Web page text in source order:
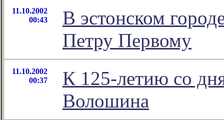
11.10.2002
00:43
В эстонском
Петру Первому
11.10.2002
00:37
К 125-летию со
Волошина